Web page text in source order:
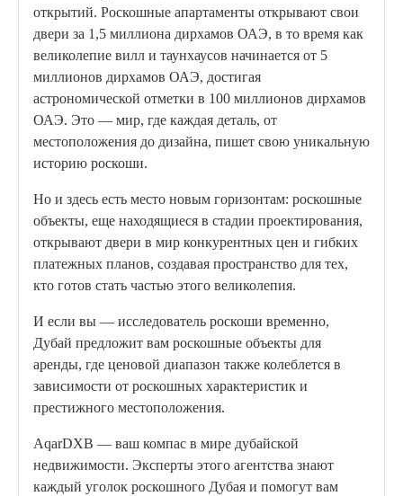
открытий. Роскошные апартаменты открывают свои
двери за 1,5 миллиона дирхамов ОАЭ, в то время как
великолепие вилл и таунхаусов начинается от 5
миллионов дирхамов ОАЭ, достигая
астрономической отметки в 100 миллионов дирхамов
ОАЭ. Это — мир, где каждая деталь, от
местоположения до дизайна, пишет свою уникальную
историю роскоши.
Но и здесь есть место новым горизонтам: роскошные
объекты, еще находящиеся в стадии проектирования,
открывают двери в мир конкурентных цен и гибких
платежных планов, создавая пространство для тех,
кто готов стать частью этого великолепия.
И если вы — исследователь роскоши временно,
Дубай предложит вам роскошные объекты для
аренды, где ценовой диапазон также колеблется в
зависимости от роскошных характеристик и
престижного местоположения.
AqarDXB — ваш компас в мире дубайской
недвижимости. Эксперты этого агентства знают
каждый уголок роскошного Дубая и помогут вам